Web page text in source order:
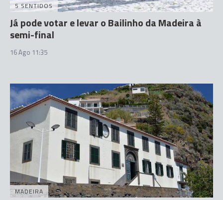
5 SENTIDOS
Já pode votar e levar o Bailinho da Madeira à
semi-final
16 Ago 11:35
MADEIRA